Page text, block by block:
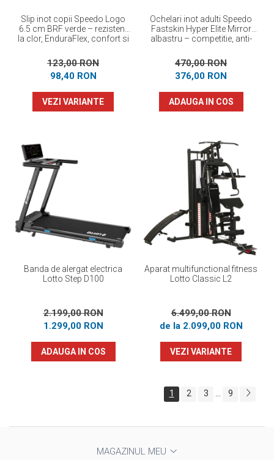
Slip inot copii Speedo Logo
6.5 cm BRF verde – rezistent
la clor, EnduraFlex, confort si
123,00 RON
98,40 RON
VEZI VARIANTE
Ochelari inot adulti Speedo
Fastskin Hyper Elite Mirror
albastru – competitie, anti-
470,00 RON
376,00 RON
ADAUGA IN COS
Banda de alergat electrica
Lotto Step D100
2.199,00 RON
1.299,00 RON
ADAUGA IN COS
Aparat multifunctional fitness
Lotto Classic L2
6.499,00 RON
de la 2.099,00 RON
VEZI VARIANTE
1 2 3 ... 9
MAGAZINUL MEU